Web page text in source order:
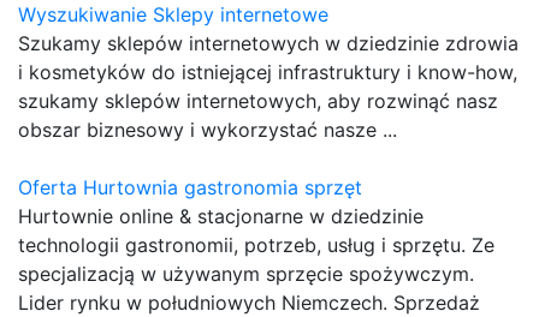
Wyszukiwanie Sklepy internetowe
Szukamy sklepów internetowych w dziedzinie zdrowia
i kosmetyków do istniejącej infrastruktury i know-how,
szukamy sklepów internetowych, aby rozwinąć nasz
obszar biznesowy i wykorzystać nasze ...
Oferta Hurtownia gastronomia sprzęt
Hurtownie online & stacjonarne w dziedzinie
technologii gastronomii, potrzeb, usług i sprzętu. Ze
specjalizacją w używanym sprzęcie spożywczym.
Lider rynku w południowych Niemczech. Sprzedaż